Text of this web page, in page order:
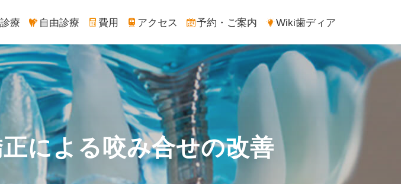
療 自由診療 費用 アクセス 予約・ご案内 Wiki歯ディア
による咬み合せの改善